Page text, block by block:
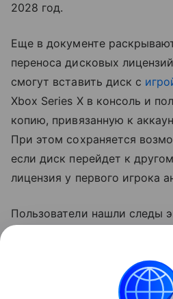
2028 год.
Еще в документе
переноса дисковых
смогут вставить диск с
Xbox Series X в консоль и
копию, привязанную к
При этом сохраняется
если диск перейдет к
лицензия у первого игрока
Пользователи нашли следы
используется на Xbox One и
запуска тайтлов с Xbox 360.